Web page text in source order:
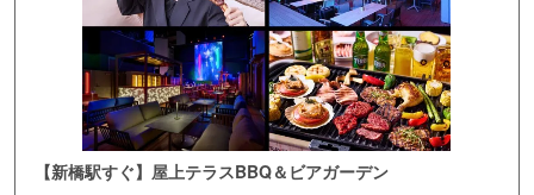
【新橋駅すぐ】屋上テラスBBQ＆ビアガーデン